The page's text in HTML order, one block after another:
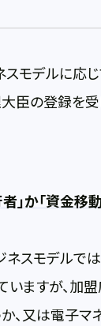
モデルに応
臣の登録を受
か「資金移動
スモデルでは
いますが、加
か、又は電子